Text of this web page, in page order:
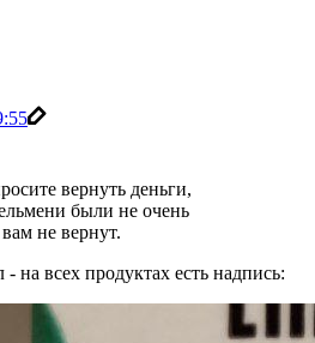
вернуть деньги,
были не очень
не вернут.
на всех продуктах есть надпись: